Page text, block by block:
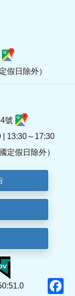
假日除外）
號
| 13:30～17:30
定假日除外）